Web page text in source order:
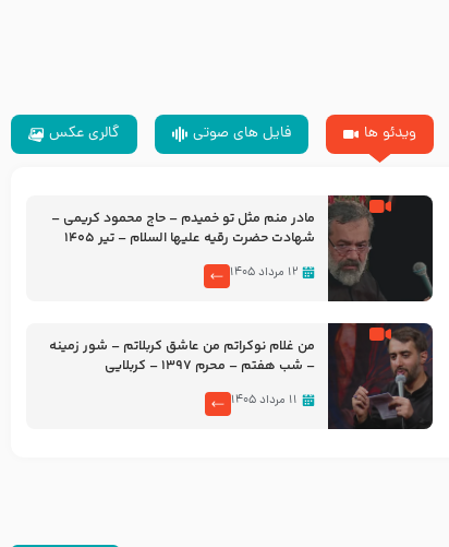
ویدئو ها فایل های صوتی گالری عکس
مادر منم مثل تو خمیدم – حاج محمود کریمی –
شهادت حضرت رقیه علیها السلام – تیر ۱۴۰۵
۱۲ مرداد ۱۴۰۵
من غلام نوکراتم من عاشق کربلاتم – شور زمینه
– شب هفتم – محرم 1397 – کربلایی
۱۱ مرداد ۱۴۰۵